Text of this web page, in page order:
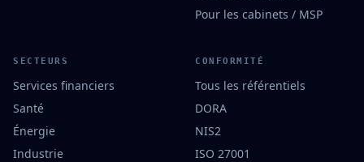
Pour les cabinets / MSP
SECTEURS
Services financiers
Santé
Énergie
Industrie
CONFORMITÉ
Tous les référentiels
DORA
NIS2
ISO 27001